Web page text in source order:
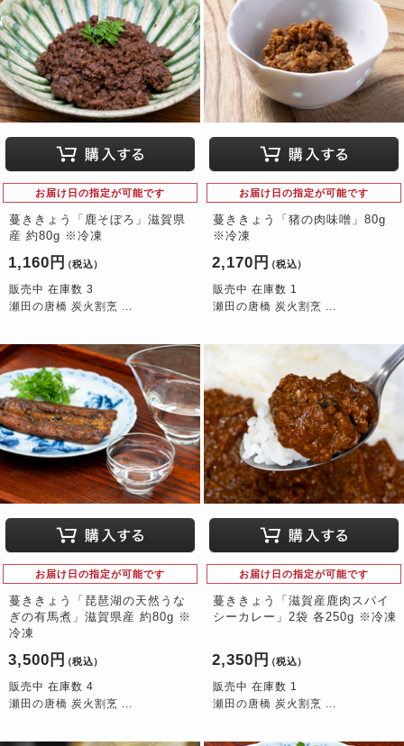
お届け日の指定が可能です
蔓ききょう「鹿そぼろ」滋賀県
産 約80g ※冷凍
1,160円 （税込）
販売中 在庫数 3
瀬田の唐橋 炭火割烹 ...
お届け日の指定が可能です
蔓ききょう「猪の肉味噌」80g
※冷凍
2,170円 （税込）
販売中 在庫数 1
瀬田の唐橋 炭火割烹 ...
お届け日の指定が可能です
蔓ききょう「琵琶湖の天然うな
ぎの有馬煮」滋賀県産 約80g ※
冷凍
3,500円 （税込）
販売中 在庫数 4
瀬田の唐橋 炭火割烹 ...
お届け日の指定が可能です
蔓ききょう「滋賀産鹿肉スパイ
シーカレー」2袋 各250g ※冷凍
2,350円 （税込）
販売中 在庫数 1
瀬田の唐橋 炭火割烹 ...